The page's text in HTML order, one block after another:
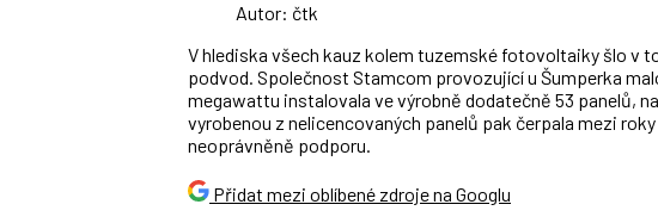
Autor: čtk
V hlediska všech kauz kolem tuzemské fotovoltaiky šlo v
podvod. Společnost Stamcom provozující u Šumperka
megawattu instalovala ve výrobně dodatečně 53 panelů,
vyrobenou z nelicencovaných panelů pak čerpala mezi
neoprávněně podporu.
Přidat mezi oblíbené zdroje na Googlu